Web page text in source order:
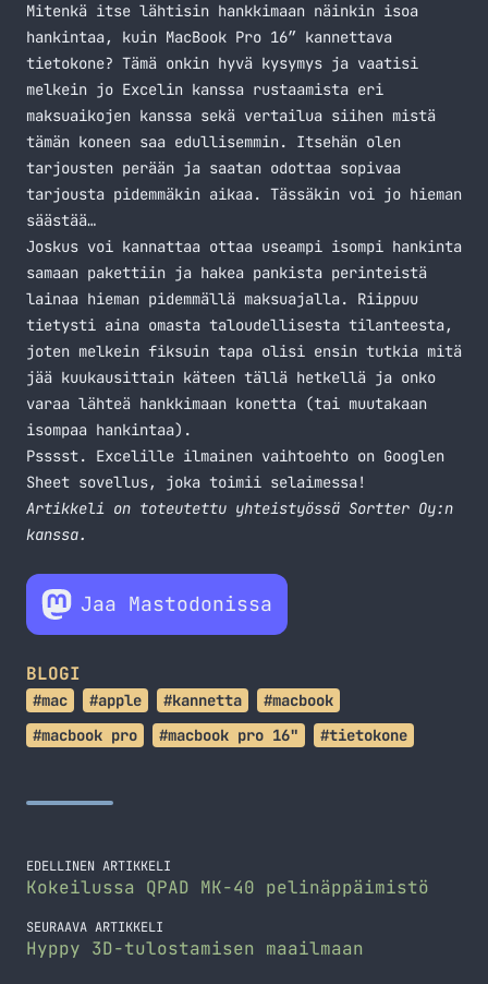
Mitenkä itse lähtisin hankkimaan näinkin isoa
hankintaa, kuin MacBook Pro 16″ kannettava
tietokone? Tämä onkin hyvä kysymys ja vaatisi
melkein jo Excelin kanssa rustaamista eri
maksuaikojen kanssa sekä vertailua siihen mistä
tämän koneen saa edullisemmin. Itsehän olen
tarjousten perään ja saatan odottaa sopivaa
tarjousta pidemmäkin aikaa. Tässäkin voi jo hieman
säästää…
Joskus voi kannattaa ottaa useampi isompi hankinta
samaan pakettiin ja hakea pankista perinteistä
lainaa hieman pidemmällä maksuajalla. Riippuu
tietysti aina omasta taloudellisesta tilanteesta,
joten melkein fiksuin tapa olisi ensin tutkia mitä
jää kuukausittain käteen tällä hetkellä ja onko
varaa lähteä hankkimaan konetta (tai muutakaan
isompaa hankintaa).
Psssst. Excelille ilmainen vaihtoehto on Googlen
Sheet sovellus, joka toimii selaimessa!
Artikkeli on toteutettu yhteistyössä Sortter Oy:n
kanssa.
Jaa Mastodonissa
BLOGI
#mac #apple #kannetta
#macbook
#macbook pro
#macbook pro 16" #tietokone
EDELLINEN ARTIKKELI
Kokeilussa QPAD MK-40 pelinäppäimistö
SEURAAVA ARTIKKELI
Hyppy 3D-tulostamisen maailmaan